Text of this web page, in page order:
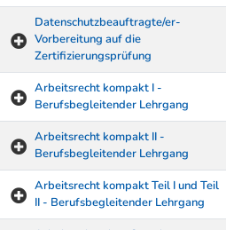
Datenschutzbeauftragte/er-
Vorbereitung auf die
Zertifizierungsprüfung
Arbeitsrecht kompakt I -
Berufsbegleitender Lehrgang
Arbeitsrecht kompakt II -
Berufsbegleitender Lehrgang
Arbeitsrecht kompakt Teil I und Teil
II - Berufsbegleitender Lehrgang